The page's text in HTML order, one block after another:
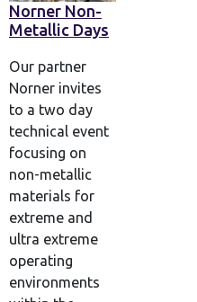
Norner Non-
Metallic Days
Our partner
Norner invites
to a two day
technical event
focusing on
non-metallic
materials for
extreme and
ultra extreme
operating
environments